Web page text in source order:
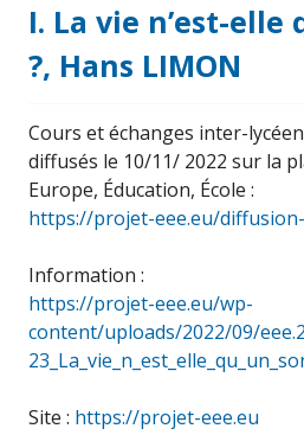
I. La vie n’est-elle
?, Hans LIMON
Cours et échanges inter-
diffusés le 10/11/ 2022 sur la
Europe, Éducation, École :
https://projet-eee.eu/
Information :
https://projet-eee.eu/wp-
content/uploads/2022/09/
Site : https://projet-eee.eu